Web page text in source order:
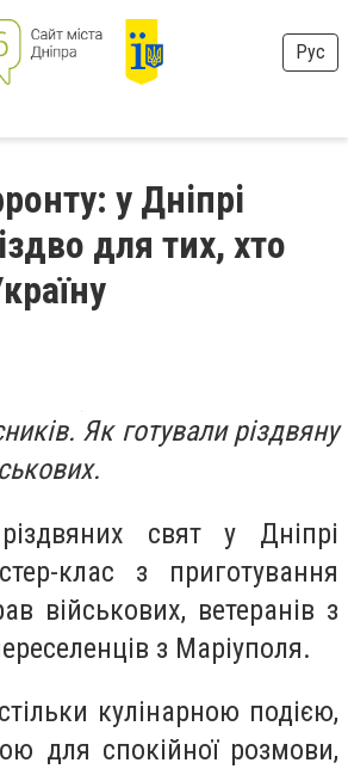
Рус
у Дніпрі
для тих, хто
Як готували різдвяну
свят у Дніпрі
клас з приготування
військових, ветеранів з
з Маріуполя.
кулінарною подією,
для спокійної розмови,